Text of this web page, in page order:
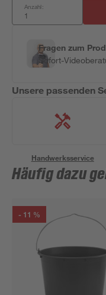
Anzahl:
Fragen zum
Sofort-
Unsere passenden
Handwerksservice
Häufig dazu
- 11 %